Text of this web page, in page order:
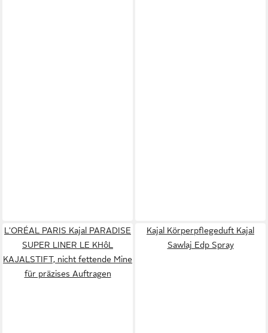
L'ORÉAL PARIS Kajal PARADISE
SUPER LINER LE KHôL
KAJALSTIFT, nicht fettende Mine
für präzises Auftragen
Kajal Körperpflegeduft Kajal
Sawlaj Edp Spray